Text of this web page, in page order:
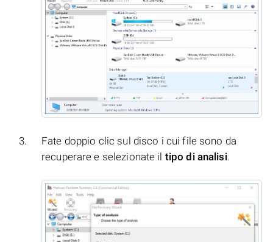
Fate doppio clic sul disco i cui file sono da
recuperare e selezionate il tipo di analisi.